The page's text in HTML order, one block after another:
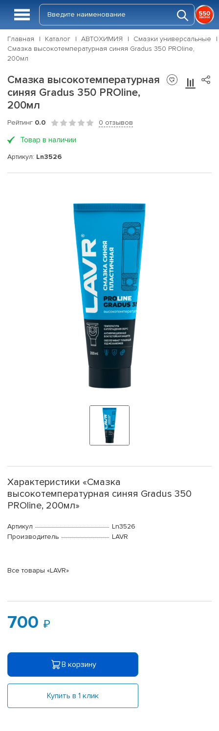
Главная Каталог АВТОХИМИЯ
Смазки универсальные
Смазка высокотемпературная синяя Gradus 350 PROline,
200мл
Смазка высокотемпературная
синяя Gradus 350 PROline,
200мл
Рейтинг 0.0 0 отзывов
Товар в наличии
Артикул: Ln3526
Характеристики «Смазка
высокотемпературная синяя Gradus 350
PROline, 200мл»
Артикул
Ln3526
Производитель
LAVR
Все товары «LAVR»
700
В корзину
Купить в 1 клик